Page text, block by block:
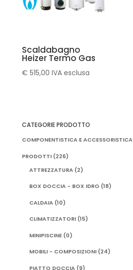
Scaldabagno
Heizer Termo Gas
€ 515,00 IVA esclusa
CATEGORIE PRODOTTO
COMPONENTISTICA E ACCESSORISTICA
PRODOTTI (226)
ATTREZZATURA (2)
BOX DOCCIA - BOX IDRO (18)
CALDAIA (10)
CLIMATIZZATORI (15)
MINIPISCINE (0)
MOBILI - COMPOSIZIONI (24)
PIATTO DOCCIA (9)